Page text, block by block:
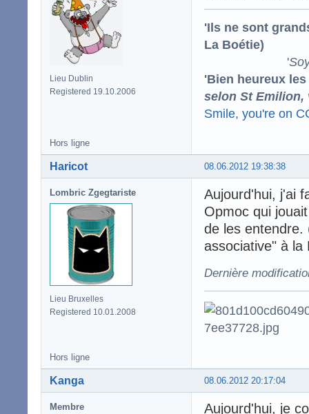
Lieu Dublin
Registered 19.10.2006
'Ils ne sont
La Boétie)
'
'Bien heureux
selon St Emilion,
Smile, you're on
Hors ligne
08.06.2012 19:38:38
Haricot
Lombric Zgegtariste
Lieu Bruxelles
Registered 10.01.2008
Aujourd'hui, j'ai
Opmoc qui
de les entendre.
associative" à la
Dernière
Hors ligne
08.06.2012 20:17:04
Kanga
Membre Aujourd'hui, je